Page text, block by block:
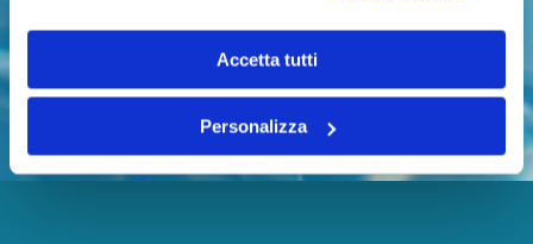
Accetta tutti
Personalizza